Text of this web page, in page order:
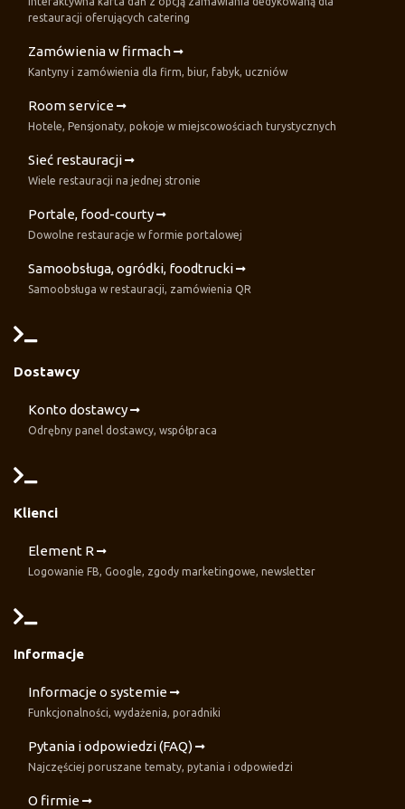
restauracji oferujących catering
Zamówienia w firmach
Kantyny i zamówienia dla firm, biur, fabyk, uczniów
Room service
Hotele, Pensjonaty, pokoje w miejscowościach turystycznych
Sieć restauracji
Wiele restauracji na jednej stronie
Portale, food-courty
Dowolne restauracje w formie portalowej
Samoobsługa, ogródki, foodtrucki
Samoobsługa w restauracji, zamówienia QR
Dostawcy
Konto dostawcy
Odrębny panel dostawcy, współpraca
Klienci
Element R
Logowanie FB, Google, zgody marketingowe, newsletter
Informacje
Informacje o systemie
Funkcjonalności, wydażenia, poradniki
Pytania i odpowiedzi (FAQ)
Najczęściej poruszane tematy, pytania i odpowiedzi
O firmie